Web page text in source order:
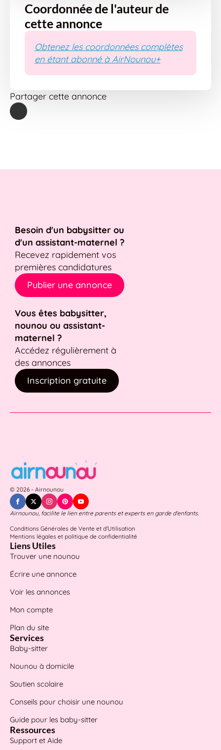
Coordonnée de l'auteur de
cette annonce
Obtenez les coordonnées complètes
en étant abonné à AirNounou+
Partager cette annonce
Besoin d'un babysitter ou
d'un assistant-maternel ?
Recevez rapidement vos
premières candidatures
Publier une annonce
Vous êtes babysitter,
nounou ou assistant-
maternel ?
Accédez régulièrement à
des annonces
Inscription gratuite
© 2026 - Airnounou
Airnounou, facilite le lien entre parents et experts en garde d'enfants.
Conditions Générales de Vente et d'Utilisation
Mentions légales et politique de confidentialité
Liens Utiles
Trouver une nounou
Écrire une annonce
Voir les annonces
Mon compte
Plan du site
Services
Baby-sitter
Nounou à domicile
Soutien scolaire
Conseils pour choisir une nounou
Guide pour les baby-sitter
Ressources
Support et Aide